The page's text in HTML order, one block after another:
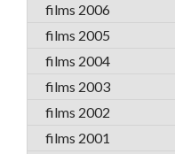
films 2006
films 2005
films 2004
films 2003
films 2002
films 2001